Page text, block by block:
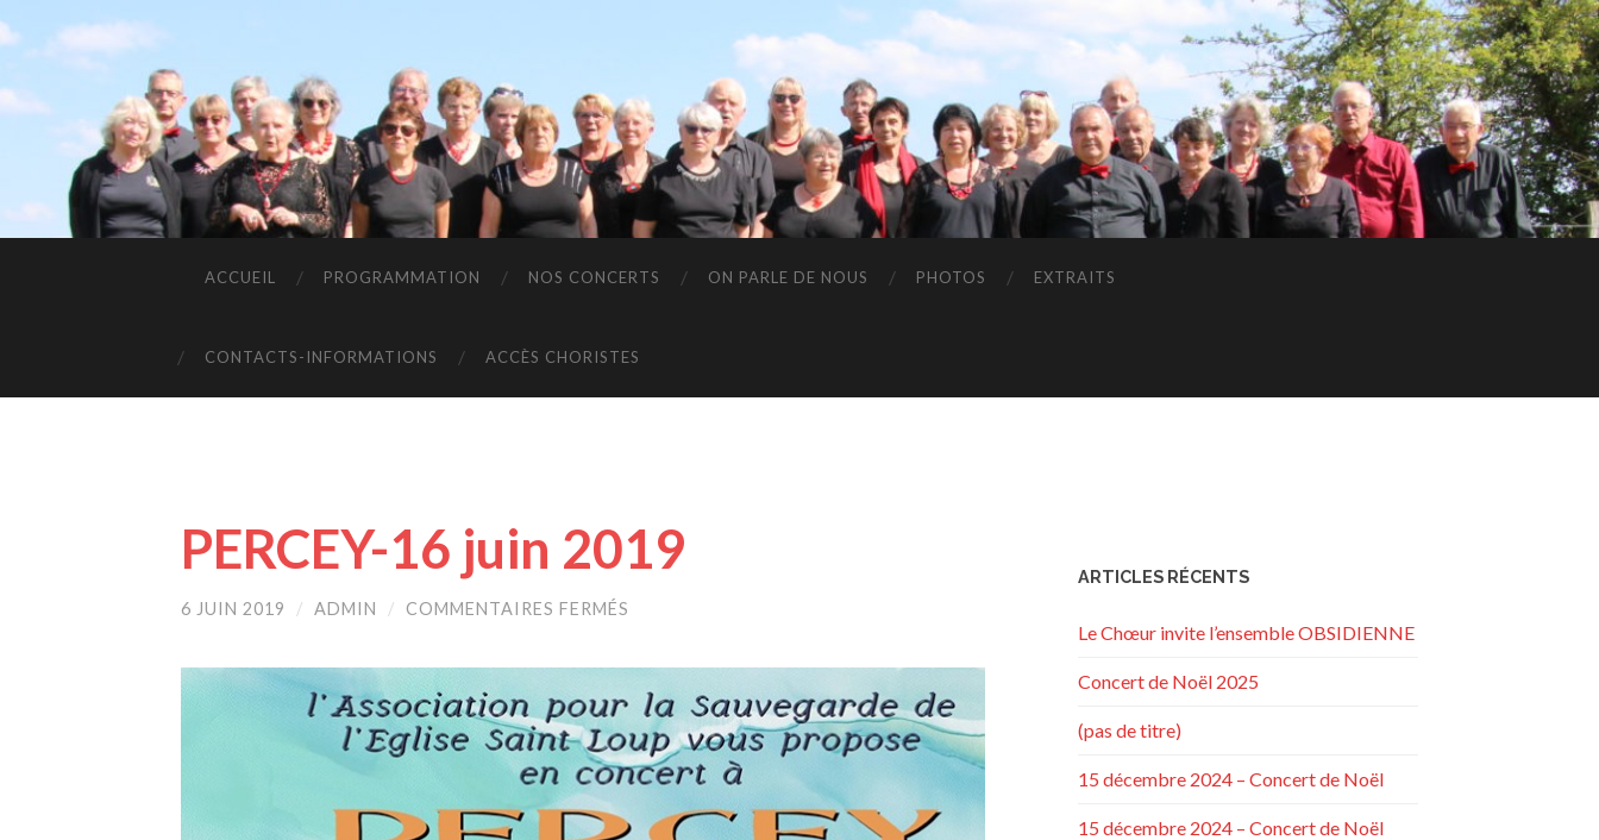
ACCUEIL PROGRAMMATION NOS CONCERTS ON PARLE DE NOUS PHOTOS EXTRAITS
CONTACTS-INFORMATIONS ACCÈS CHORISTES
PERCEY-16 juin 2019
6 JUIN 2019 / ADMIN / COMMENTAIRES FERMÉS
JUIN
2019
ARTICLES RÉCENTS
Le Chœur invite l’ensemble OBSIDIENNE
Concert de Noël 2025
(pas de titre)
15 décembre 2024 – Concert de Noël
15 décembre 2024 – Concert de Noël